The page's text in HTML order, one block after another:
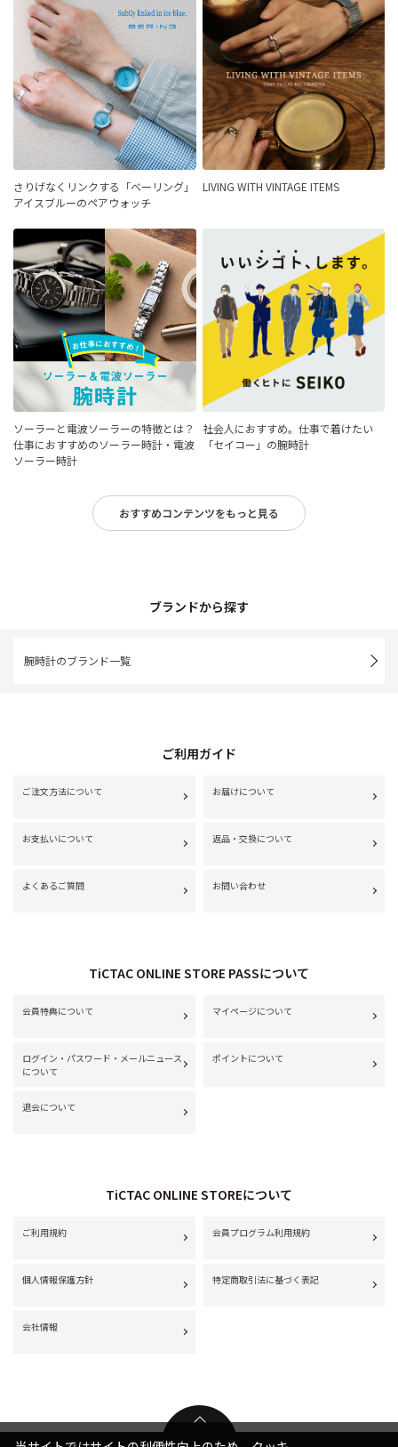
さりげなくリンクする「ベーリング」
アイスブルーのペアウォッチ
LIVING WITH VINTAGE ITEMS
ソーラーと電波ソーラーの特徴とは？
仕事におすすめのソーラー時計・電波
ソーラー時計
社会人におすすめ。仕事で着けたい
「セイコー」の腕時計
おすすめコンテンツをもっと見る
ブランドから探す
腕時計のブランド一覧
ご利用ガイド
ご注文方法について お届けについて
お支払いについて 返品・交換について
よくあるご質問 お問い合わせ
TiCTAC ONLINE STORE PASSについて
会員特典について マイページについて
ログイン・パスワード・メールニュース
について
ポイントについて
退会について
TiCTAC ONLINE STOREについて
ご利用規約 会員プログラム利用規約
個人情報保護方針 特定商取引法に基づく表記
会社情報